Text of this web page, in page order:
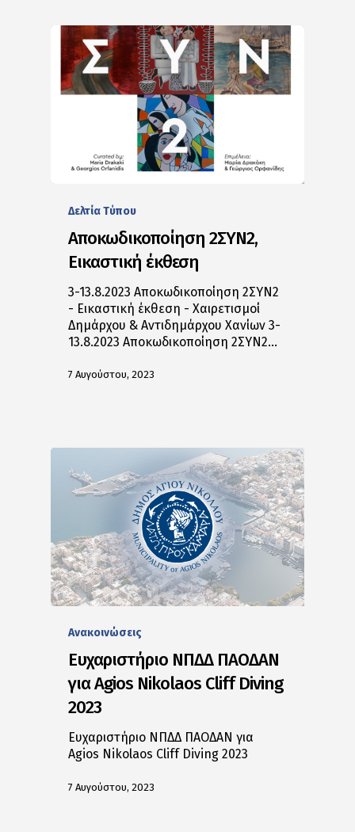
Δελτία Tύπου
Αποκωδικοποίηση 2ΣΥΝ2,
Εικαστική έκθεση
3-13.8.2023 Αποκωδικοποίηση 2ΣΥΝ2
- Εικαστική έκθεση - Χαιρετισμoί
Δημάρχου & Αντιδημάρχου Χανίων 3-
13.8.2023 Αποκωδικοποίηση 2ΣΥΝ2…
7 Αυγούστου, 2023
Ανακοινώσεις
Ευχαριστήριο ΝΠΔΔ ΠΑΟΔΑΝ
για Agios Nikolaos Cliff Diving
2023
Ευχαριστήριο ΝΠΔΔ ΠΑΟΔΑΝ για
Agios Nikolaos Cliff Diving 2023
7 Αυγούστου, 2023